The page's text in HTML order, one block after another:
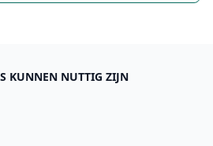
KUNNEN NUTTIG ZIJN